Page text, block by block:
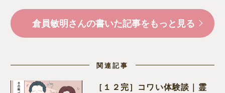
倉員敏明さんの書いた記事をもっと見る
関連記事
［１２完］コワい体験談｜霊